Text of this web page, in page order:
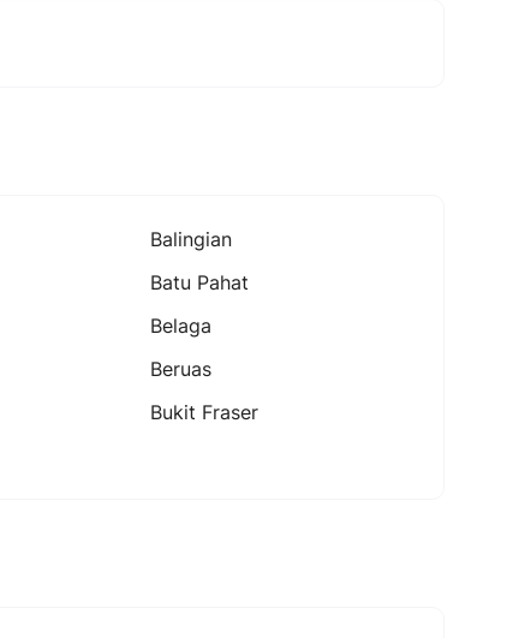
Balingian
Batu Pahat
Belaga
Beruas
Bukit Fraser